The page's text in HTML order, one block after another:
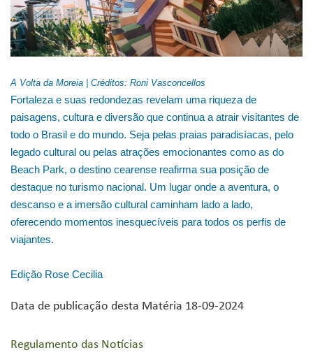
A Volta da Moreia | Créditos: Roni Vasconcellos
Fortaleza e suas redondezas revelam uma riqueza de
paisagens, cultura e diversão que continua a atrair visitantes de
todo o Brasil e do mundo. Seja pelas praias paradisíacas, pelo
legado cultural ou pelas atrações emocionantes como as do
Beach Park, o destino cearense reafirma sua posição de
destaque no turismo nacional. Um lugar onde a aventura, o
descanso e a imersão cultural caminham lado a lado,
oferecendo momentos inesquecíveis para todos os perfis de
viajantes.
Edição Rose Cecilia
Data de publicação desta Matéria 18-09-2024
Regulamento das Notícias